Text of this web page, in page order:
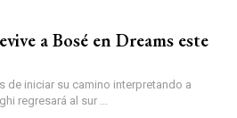
a Bosé en Dreams este
de iniciar su camino interpretando a
regresará al sur ...